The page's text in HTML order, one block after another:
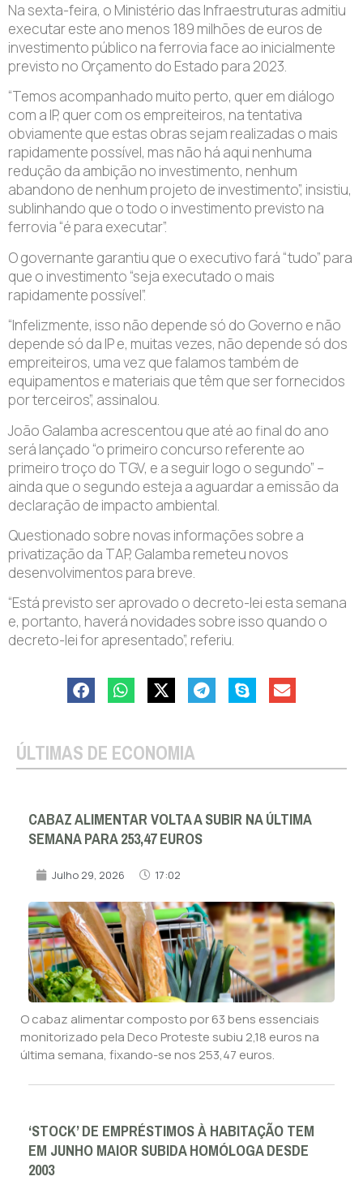
Na sexta-feira, o Ministério das Infraestruturas admitiu
executar este ano menos 189 milhões de euros de
investimento público na ferrovia face ao inicialmente
previsto no Orçamento do Estado para 2023.
“Temos acompanhado muito perto, quer em diálogo
com a IP, quer com os empreiteiros, na tentativa
obviamente que estas obras sejam realizadas o mais
rapidamente possível, mas não há aqui nenhuma
redução da ambição no investimento, nenhum
abandono de nenhum projeto de investimento”, insistiu,
sublinhando que o todo o investimento previsto na
ferrovia “é para executar”.
O governante garantiu que o executivo fará “tudo” para
que o investimento “seja executado o mais
rapidamente possível”.
“Infelizmente, isso não depende só do Governo e não
depende só da IP e, muitas vezes, não depende só dos
empreiteiros, uma vez que falamos também de
equipamentos e materiais que têm que ser fornecidos
por terceiros”, assinalou.
João Galamba acrescentou que até ao final do ano
será lançado “o primeiro concurso referente ao
primeiro troço do TGV, e a seguir logo o segundo” –
ainda que o segundo esteja a aguardar a emissão da
declaração de impacto ambiental.
Questionado sobre novas informações sobre a
privatização da TAP, Galamba remeteu novos
desenvolvimentos para breve.
“Está previsto ser aprovado o decreto-lei esta semana
e, portanto, haverá novidades sobre isso quando o
decreto-lei for apresentado”, referiu.
ÚLTIMAS DE ECONOMIA
CABAZ ALIMENTAR VOLTA A SUBIR NA ÚLTIMA
SEMANA PARA 253,47 EUROS
Julho 29, 2026 17:02
O cabaz alimentar composto por 63 bens essenciais
monitorizado pela Deco Proteste subiu 2,18 euros na
última semana, fixando-se nos 253,47 euros.
‘STOCK’ DE EMPRÉSTIMOS À HABITAÇÃO TEM
EM JUNHO MAIOR SUBIDA HOMÓLOGA DESDE
2003